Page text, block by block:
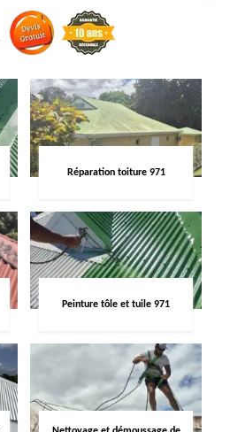
Réparation toiture 971
Peinture tôle et tuile 971